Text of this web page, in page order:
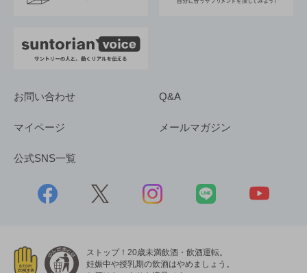
お問い合わせ Q&A
マイページ メールマガジン
公式SNS一覧
ストップ！20歳未満飲酒・飲酒運転。
妊娠中や授乳期の飲酒はやめましょう。